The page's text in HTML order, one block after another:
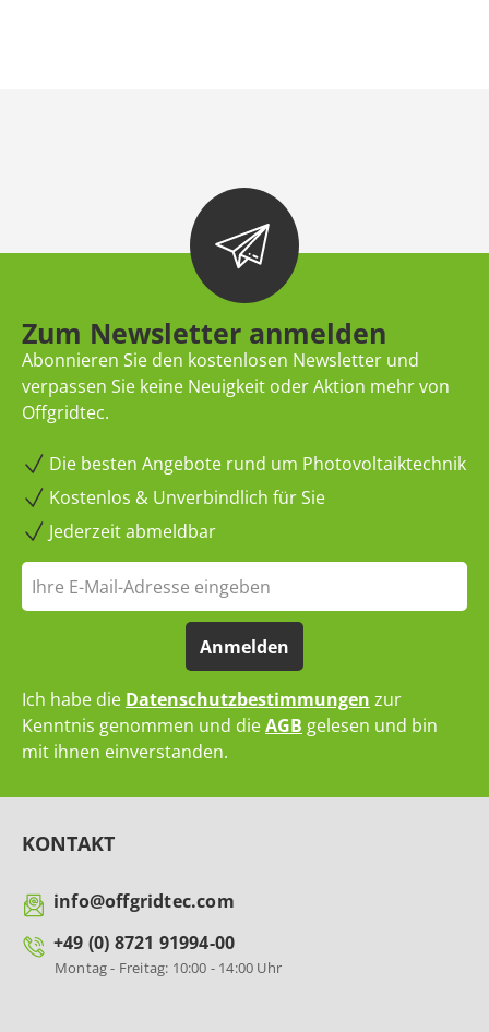
Zum Newsletter anmelden
Abonnieren Sie den kostenlosen Newsletter und
verpassen Sie keine Neuigkeit oder Aktion mehr von
Offgridtec.
Die besten Angebote rund um Photovoltaiktechnik
Kostenlos & Unverbindlich für Sie
Jederzeit abmeldbar
Anmelden
Ich habe die Datenschutzbestimmungen zur
Kenntnis genommen und dieAGB gelesen und bin
mit ihnen einverstanden.
KONTAKT
info@offgridtec.com
+49 (0) 8721 91994-00
Montag - Freitag: 10:00 - 14:00 Uhr